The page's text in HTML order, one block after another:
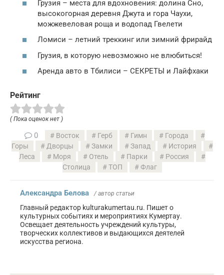
Грузия – места для вдохновения: долина Сно,
высокогорная деревня Джута и гора Чаухи,
можжевеловая роща и водопад Гвелети
Ломиси – летний треккинг или зимний фрирайд
Грузия, в которую невозможно не влюбиться!
Аренда авто в Тбилиси – СЕКРЕТЫ и Лайфхаки
Рейтинг
( Пока оценок нет )
0 Восток Герб Гимн
Города
Горы
Дворцы Замки Запад
История
Леса
Моря Отель Парки
Россия
Столица
ТОП Флаг
Александра Белова / автор статьи
Главный редактор kulturakumertau.ru. Пишет о
культурных событиях и мероприятиях Кумертау.
Освещает деятельность учреждений культуры,
творческих коллективов и выдающихся деятелей
искусства региона.